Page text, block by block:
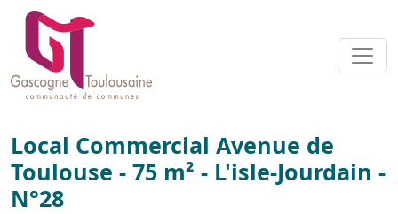
Local Commercial Avenue de
Toulouse - 75 m² - L'isle-Jourdain -
N°28